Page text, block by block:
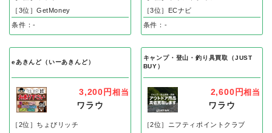
［3位］GetMoney
条件：-
［3位］ECナビ
条件：-
eあきんど（いーあきんど）
3,200円 相当
ワラウ
［2位］ちょびリッチ
キャンプ・登山・釣り具買取（JUST
BUY）
2,600円相当
ワラウ
［2位］ニフティポイントクラブ